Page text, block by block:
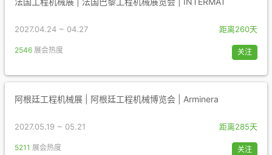
2027.04.24 ~ 04.27 距离260天
2546 展会热度 关注
阿根廷工程机械展 | 阿根廷工程机械博览会 | Arminera
2027.05.19 ~ 05.21 距离285天
5211 展会热度 关注